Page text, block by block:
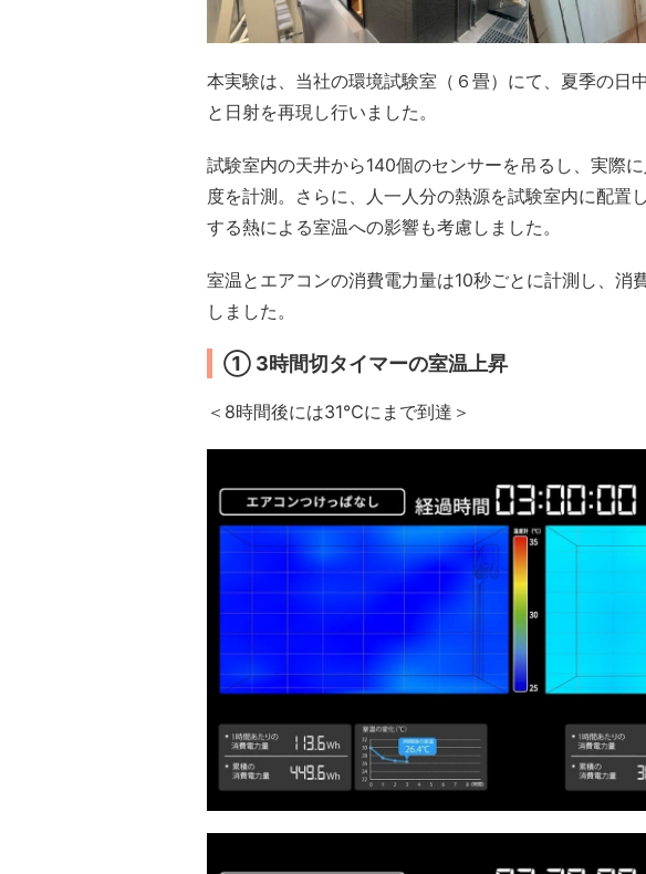
本実験は、当社の環境試験室（６畳）にて、夏季の日
と日射を再現し行いました。
試験室内の天井から140個のセンサーを吊るし、実際
度を計測。さらに、人一人分の熱源を試験室内に配置
する熱による室温への影響も考慮しました。
室温とエアコンの消費電力量は10秒ごとに計測し、消
しました。
① 3時間切タイマーの室温上昇
＜8時間後には31℃にまで到達＞